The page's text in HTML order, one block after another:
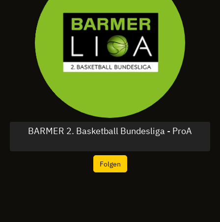
BARMER 2. Basketball Bundesliga - ProA
Folgen